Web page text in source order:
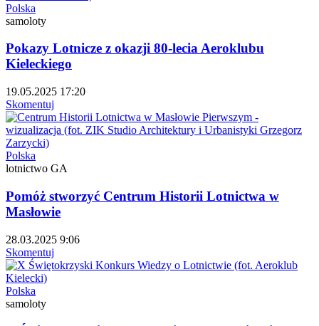
Polska
samoloty
Pokazy Lotnicze z okazji 80-lecia Aeroklubu
Kieleckiego
19.05.2025 17:20
Skomentuj
Polska
lotnictwo GA
Pomóż stworzyć Centrum Historii Lotnictwa w
Masłowie
28.03.2025 9:06
Skomentuj
Polska
samoloty